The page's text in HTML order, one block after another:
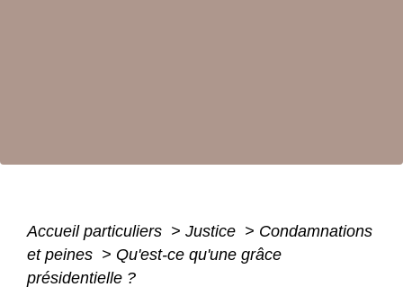
Accueil particuliers > Justice > Condamnations
et peines > Qu'est-ce qu'une grâce
présidentielle ?